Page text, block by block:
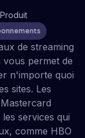
de streaming
vous permet de
n'importe quoi
sites. Les
services qui
comme HBO